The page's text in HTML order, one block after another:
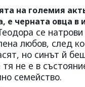
на големия
е черната овца в
се
любов, след
но синът й
не е в
семейство.